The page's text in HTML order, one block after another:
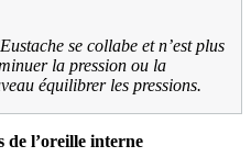
se collabe et n’est plus
la pression ou la
équilibrer les pressions.
de l’oreille interne